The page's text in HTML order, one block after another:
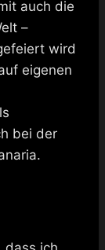
auch die
–
wird
eigenen
bei der